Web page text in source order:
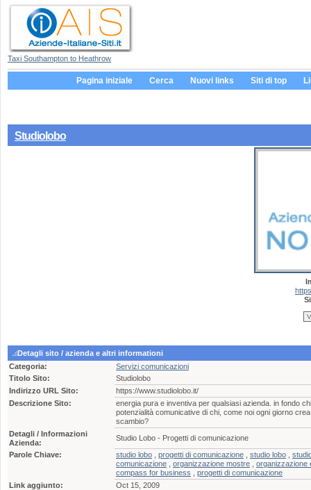
Taxi Southampton to Heathrow
Pagina iniziale Cerca Nuovi links Siti di top
Studiolobo
Detagli sito / azienda e altri informationi
Categoria:
Servizi comunicazioni
Titolo Sito:
Studiolobo
Indirizzo URL Sito:
https://www.studiolobo.it/
Descrizione Sito:
energia pura e inventiva per qualsiasi azienda. in fondo
potenzialità comunicative di chi, come noi ogni giorno
scambio?
Detagli / Informazioni
Azienda:
Studio Lobo - Progetti di comunicazione
Parole Chiave:
studio lobo progetti di comunicazione studio lobo
comunicazione
organizzazione mostre
organizzazione
compass for business
progetti di comunicazione
Link aggiunto:
Oct 15, 2009